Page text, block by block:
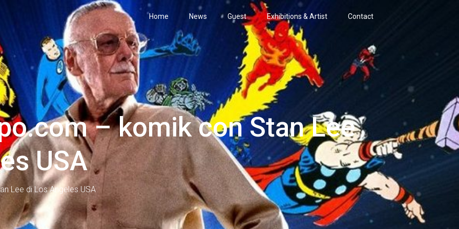
Home News Guest Exhibitions & Artist Contact
– komik con Stan Lee
USA
Lee di Los Angeles USA